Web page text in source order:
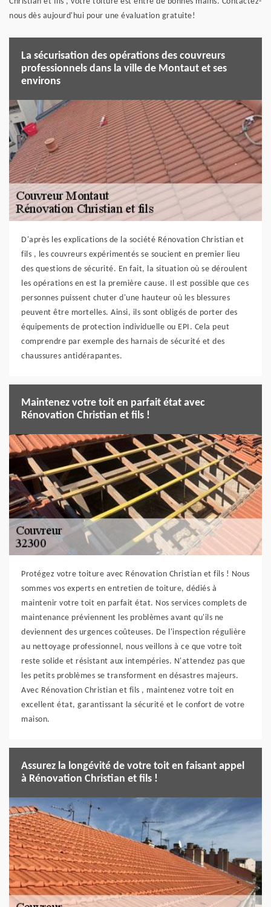
nous dès aujourd'hui pour une évaluation gratuite!
La sécurisation des opérations des couvreurs
professionnels dans la ville de Montaut et ses
environs
D'après les explications de la société Rénovation Christian et
fils , les couvreurs expérimentés se soucient en premier lieu
des questions de sécurité. En fait, la situation où se déroulent
les opérations en est la première cause. Il est possible que ces
personnes puissent chuter d'une hauteur où les blessures
peuvent être mortelles. Ainsi, ils sont obligés de porter des
équipements de protection individuelle ou EPI. Cela peut
comprendre par exemple des harnais de sécurité et des
chaussures antidérapantes.
Maintenez votre toit en parfait état avec
Rénovation Christian et fils !
Protégez votre toiture avec Rénovation Christian et fils ! Nous
sommes vos experts en entretien de toiture, dédiés à
maintenir votre toit en parfait état. Nos services complets de
maintenance préviennent les problèmes avant qu'ils ne
deviennent des urgences coûteuses. De l'inspection régulière
au nettoyage professionnel, nous veillons à ce que votre toit
reste solide et résistant aux intempéries. N'attendez pas que
les petits problèmes se transforment en désastres majeurs.
Avec Rénovation Christian et fils , maintenez votre toit en
excellent état, garantissant la sécurité et le confort de votre
maison.
Assurez la longévité de votre toit en faisant appel
à Rénovation Christian et fils !